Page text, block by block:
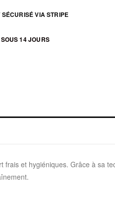
SÉCURISÉ VIA STRIPE
14 JOURS
et hygiéniques. Grâce à sa